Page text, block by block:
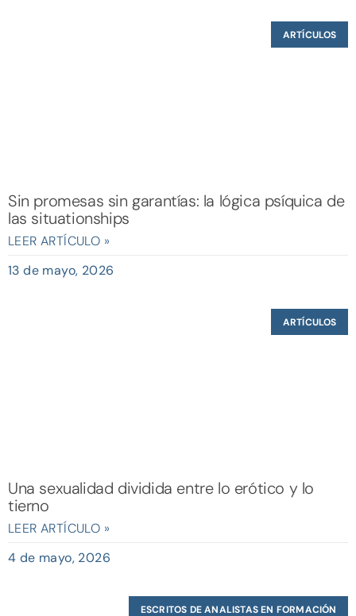
ARTÍCULOS
Sin promesas sin garantías: la lógica psíquica de
las situationships
LEER ARTÍCULO »
13 de mayo, 2026
ARTÍCULOS
Una sexualidad dividida entre lo erótico y lo
tierno
LEER ARTÍCULO »
4 de mayo, 2026
ESCRITOS DE ANALISTAS EN FORMACIÓN